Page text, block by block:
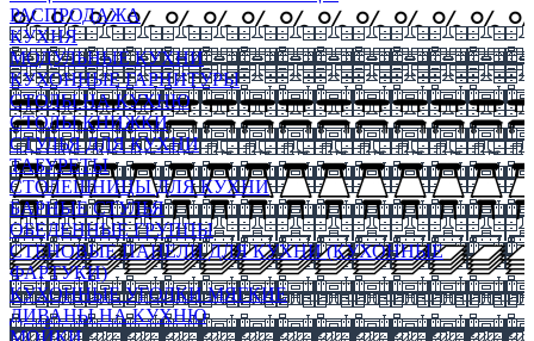
РАСПРОДАЖА
КУХНЯ
МОДУЛЬНЫЕ КУХНИ
КУХОННЫЕ ГАРНИТУРЫ
СТОЛЫ НА КУХНЮ
СТОЛЫ КНИЖКИ
СТУЛЬЯ ДЛЯ КУХНИ
ТАБУРЕТЫ
СТОЛЕШНИЦЫ ДЛЯ КУХНИ
БАРНЫЕ СТУЛЬЯ
ОБЕДЕННЫЕ ГРУППЫ
СТЕНОВЫЕ ПАНЕЛИ ДЛЯ КУХНИ (КУХОННЫЕ
ФАРТУКИ)
КУХОННЫЕ УГОЛКИ МЯГКИЕ
ДИВАНЫ НА КУХНЮ